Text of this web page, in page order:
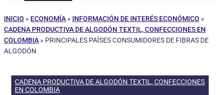
INICIO » ECONOMÍA » INFORMACIÓN DE INTERÉS ECONÓMICO »
CADENA PRODUCTIVA DE ALGODÓN TEXTIL, CONFECCIONES EN
COLOMBIA » PRINCIPALES PAÍSES CONSUMIDORES DE FIBRAS DE
ALGODÓN
CADENA PRODUCTIVA DE ALGODÓN TEXTIL, CONFECCIONES
EN COLOMBIA